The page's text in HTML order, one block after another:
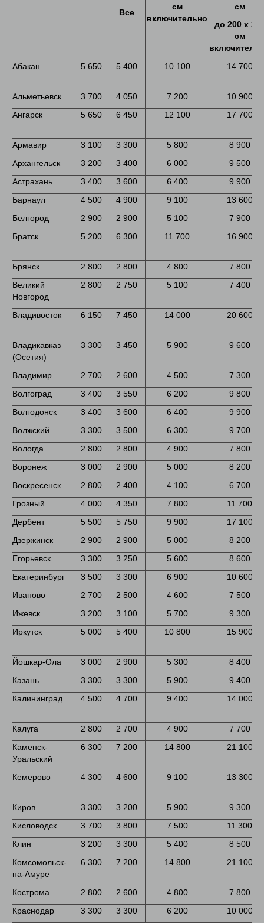
Все
см
включительно
см
до 200 х
см
Абакан
5 650 5 400 10 100 14 700
Альметьевск 3 700 4 050 7 200
10 900
Ангарск
5 650 6 450 12 100 17 700
Армавир 3 100 3 300 5 800
8 900
Архангельск
3 200 3 400 6 000
9 500
Астрахань
3 400 3 600 6 400
9 900
Барнаул
4 500 4 900 9 100
13 600
Белгород
2 900 2 900 5 100
7 900
Братск
5 200 6 300 11 700 16 900
Брянск 2 800 2 800 4 800
7 800
Великий
Новгород
2 800 2 750 5 100 7 400
Владивосток 6 150 7 450 14 000 20 600
Владикавказ
(Осетия)
3 300 3 450 5 900 9 600
Владимир 2 700 2 600 4 500
7 300
Волгоград
3 400 3 550 6 200
9 800
Волгодонск
3 400 3 600 6 400
9 900
Волжский
3 300 3 500 6 300
9 700
Вологда
2 800 2 800 4 900
7 800
Воронеж
3 000 2 900 5 000
8 200
Воскресенск
2 800 2 400 4 100
6 700
Грозный
4 000 4 350 7 800
11 700
Дербент
5 500 5 750 9 900
17 100
Дзержинск
2 900 2 900 5 000
8 200
Егорьевск
3 300 3 250 5 600
8 600
Екатеринбург
3 500 3 300 6 900
10 600
Иваново
2 700 2 500 4 600
7 500
Ижевск
3 200 3 100 5 700
9 300
Иркутск
5 000 5 400 10 800 15 900
Йошкар-Ола 3 000 2 900 5 300
8 400
Казань
3 300 3 300 5 900
9 400
Калининград
4 500 4 700 9 400 14 000
Калуга 2 800 2 700 4 900
7 700
Каменск-
Уральский
6 300 7 200 14 800 21 100
Кемерово 4 300 4 600 9 100 13 300
Киров 3 300 3 200 5 900
9 300
Кисловодск
3 700 3 800 7 500
11 300
Клин
3 200 3 300 5 400
8 500
Комсомольск-
на-Амуре
6 300 7 200 14 800 21 100
Кострома 2 800 2 600 4 800
7 800
Краснодар
3 300 3 300 6 200 10 000